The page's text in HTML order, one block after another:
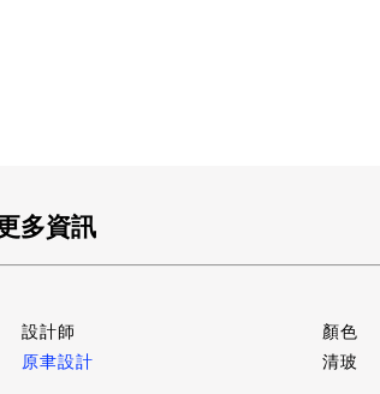
多資訊
設計師
原聿設計
顏色
清玻